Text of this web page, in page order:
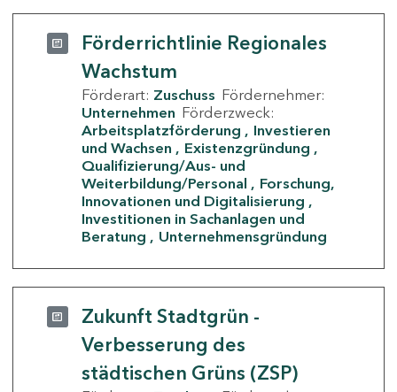
Förderrichtlinie Regionales
Wachstum
Förderart: Zuschuss Fördernehmer:
Unternehmen Förderzweck:
Arbeitsplatzförderung
Investieren
und Wachsen
Existenzgründung
Qualifizierung/Aus- und
Weiterbildung/Personal
Forschung,
Innovationen und Digitalisierung
Investitionen in Sachanlagen und
Beratung
Unternehmensgründung
Zukunft Stadtgrün -
Verbesserung des
städtischen Grüns (ZSP)